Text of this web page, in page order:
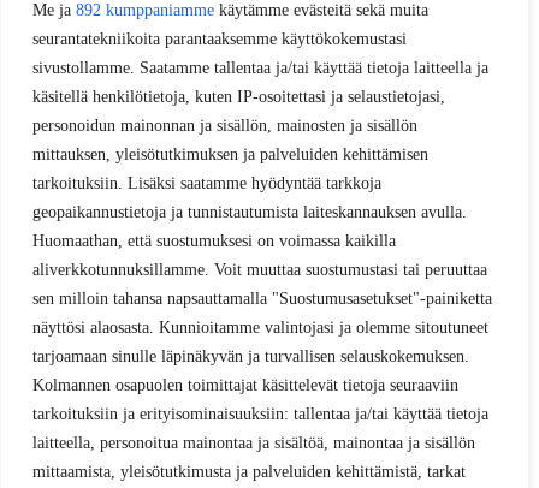
Me ja 892 kumppaniamme käytämme evästeitä sekä muita
seurantatekniikoita parantaaksemme käyttökokemustasi
sivustollamme. Saatamme tallentaa ja/tai käyttää tietoja laitteella ja
käsitellä henkilötietoja, kuten IP-osoitettasi ja selaustietojasi,
personoidun mainonnan ja sisällön, mainosten ja sisällön
mittauksen, yleisötutkimuksen ja palveluiden kehittämisen
tarkoituksiin. Lisäksi saatamme hyödyntää tarkkoja
geopaikannustietoja ja tunnistautumista laiteskannauksen avulla.
Huomaathan, että suostumuksesi on voimassa kaikilla
aliverkkotunnuksillamme. Voit muuttaa suostumustasi tai peruuttaa
sen milloin tahansa napsauttamalla "Suostumusasetukset"-painiketta
näyttösi alaosasta. Kunnioitamme valintojasi ja olemme sitoutuneet
tarjoamaan sinulle läpinäkyvän ja turvallisen selauskokemuksen.
Kolmannen osapuolen toimittajat käsittelevät tietoja seuraaviin
tarkoituksiin ja erityisominaisuuksiin: tallentaa ja/tai käyttää tietoja
laitteella, personoitua mainontaa ja sisältöä, mainontaa ja sisällön
mittaamista, yleisötutkimusta ja palveluiden kehittämistä, tarkat